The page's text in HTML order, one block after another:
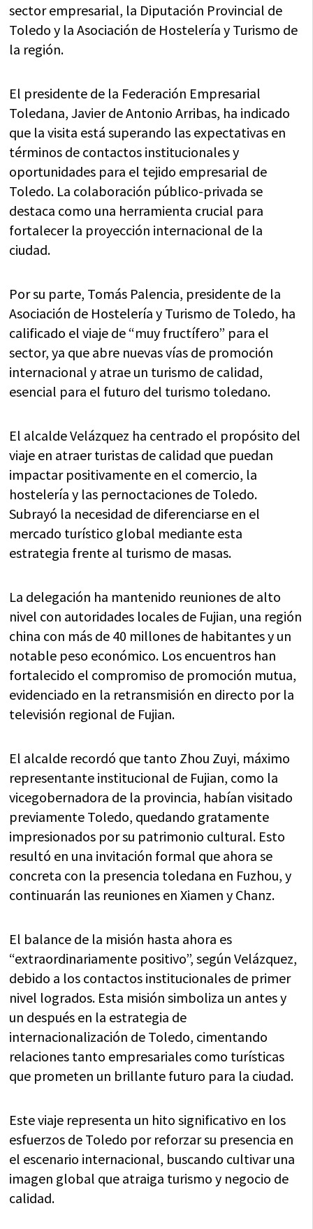
sector empresarial, la Diputación Provincial de
Toledo y la Asociación de Hostelería y Turismo de
la región.
El presidente de la Federación Empresarial
Toledana, Javier de Antonio Arribas, ha indicado
que la visita está superando las expectativas en
términos de contactos institucionales y
oportunidades para el tejido empresarial de
Toledo. La colaboración público-privada se
destaca como una herramienta crucial para
fortalecer la proyección internacional de la
ciudad.
Por su parte, Tomás Palencia, presidente de la
Asociación de Hostelería y Turismo de Toledo, ha
calificado el viaje de “muy fructífero” para el
sector, ya que abre nuevas vías de promoción
internacional y atrae un turismo de calidad,
esencial para el futuro del turismo toledano.
El alcalde Velázquez ha centrado el propósito del
viaje en atraer turistas de calidad que puedan
impactar positivamente en el comercio, la
hostelería y las pernoctaciones de Toledo.
Subrayó la necesidad de diferenciarse en el
mercado turístico global mediante esta
estrategia frente al turismo de masas.
La delegación ha mantenido reuniones de alto
nivel con autoridades locales de Fujian, una región
china con más de 40 millones de habitantes y un
notable peso económico. Los encuentros han
fortalecido el compromiso de promoción mutua,
evidenciado en la retransmisión en directo por la
televisión regional de Fujian.
El alcalde recordó que tanto Zhou Zuyi, máximo
representante institucional de Fujian, como la
vicegobernadora de la provincia, habían visitado
previamente Toledo, quedando gratamente
impresionados por su patrimonio cultural. Esto
resultó en una invitación formal que ahora se
concreta con la presencia toledana en Fuzhou, y
continuarán las reuniones en Xiamen y Chanz.
El balance de la misión hasta ahora es
“extraordinariamente positivo”, según Velázquez,
debido a los contactos institucionales de primer
nivel logrados. Esta misión simboliza un antes y
un después en la estrategia de
internacionalización de Toledo, cimentando
relaciones tanto empresariales como turísticas
que prometen un brillante futuro para la ciudad.
Este viaje representa un hito significativo en los
esfuerzos de Toledo por reforzar su presencia en
el escenario internacional, buscando cultivar una
imagen global que atraiga turismo y negocio de
calidad.